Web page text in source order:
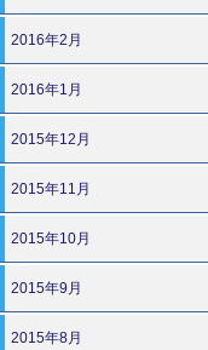
2016年2月
2016年1月
2015年12月
2015年11月
2015年10月
2015年9月
2015年8月